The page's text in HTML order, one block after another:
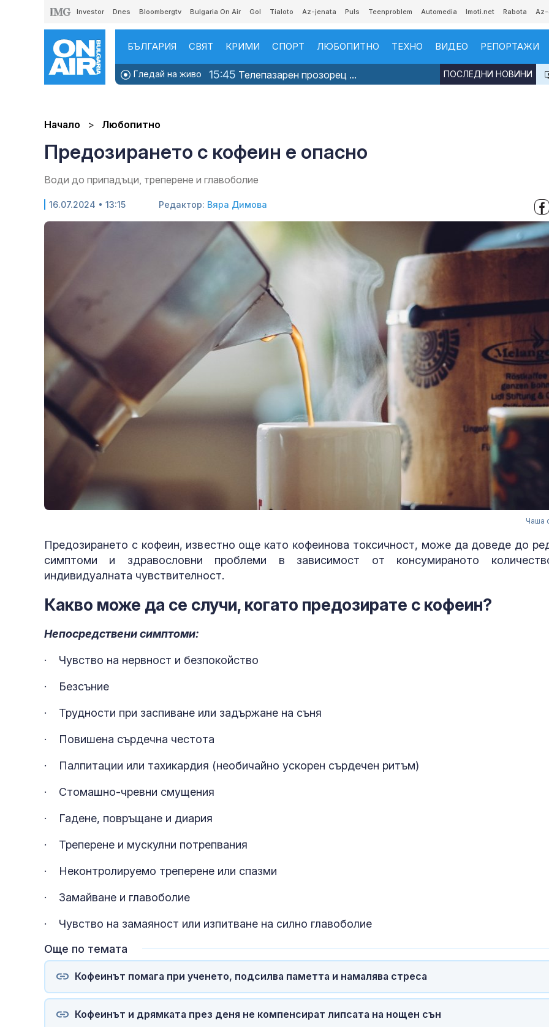
Investor Dnes Bloombergtv Bulgaria On Air Gol Tialoto Az-jenata Puls Teenproblem Automedia Imoti.net Rabota
БЪЛГАРИЯ СВЯТ КРИМИ СПОРТ ЛЮБОПИТНО ТЕХНО ВИДЕО РЕПОРТАЖИ
Гледай на живо 15:45 Телепазарен прозорец ... ПОСЛЕДНИ НОВИНИ
Начало Любопитно
Предозирането с кофеин е опасно
Води до припадъци, треперене и главоболие
16.07.2024 • 13:15 Редактор: Вяра Димова
Чаша
Предозирането с кофеин, известно още като кофеинова токсичност, може да доведе до
симптоми и здравословни проблеми в зависимост от консумираното
индивидуалната чувствителност.
Какво може да се случи, когато предозирате с кофеин?
Непосредствени симптоми:
· Чувство на нервност и безпокойство
· Безсъние
· Трудности при заспиване или задържане на съня
· Повишена сърдечна честота
· Палпитации или тахикардия (необичайно ускорен сърдечен ритъм)
· Стомашно-чревни смущения
· Гадене, повръщане и диария
· Треперене и мускулни потрепвания
· Неконтролируемо треперене или спазми
· Замайване и главоболие
· Чувство на замаяност или изпитване на силно главоболие
Още по темата
Кофеинът помага при ученето, подсилва паметта и намалява стреса
Кофеинът и дрямката през деня не компенсират липсата на нощен сън